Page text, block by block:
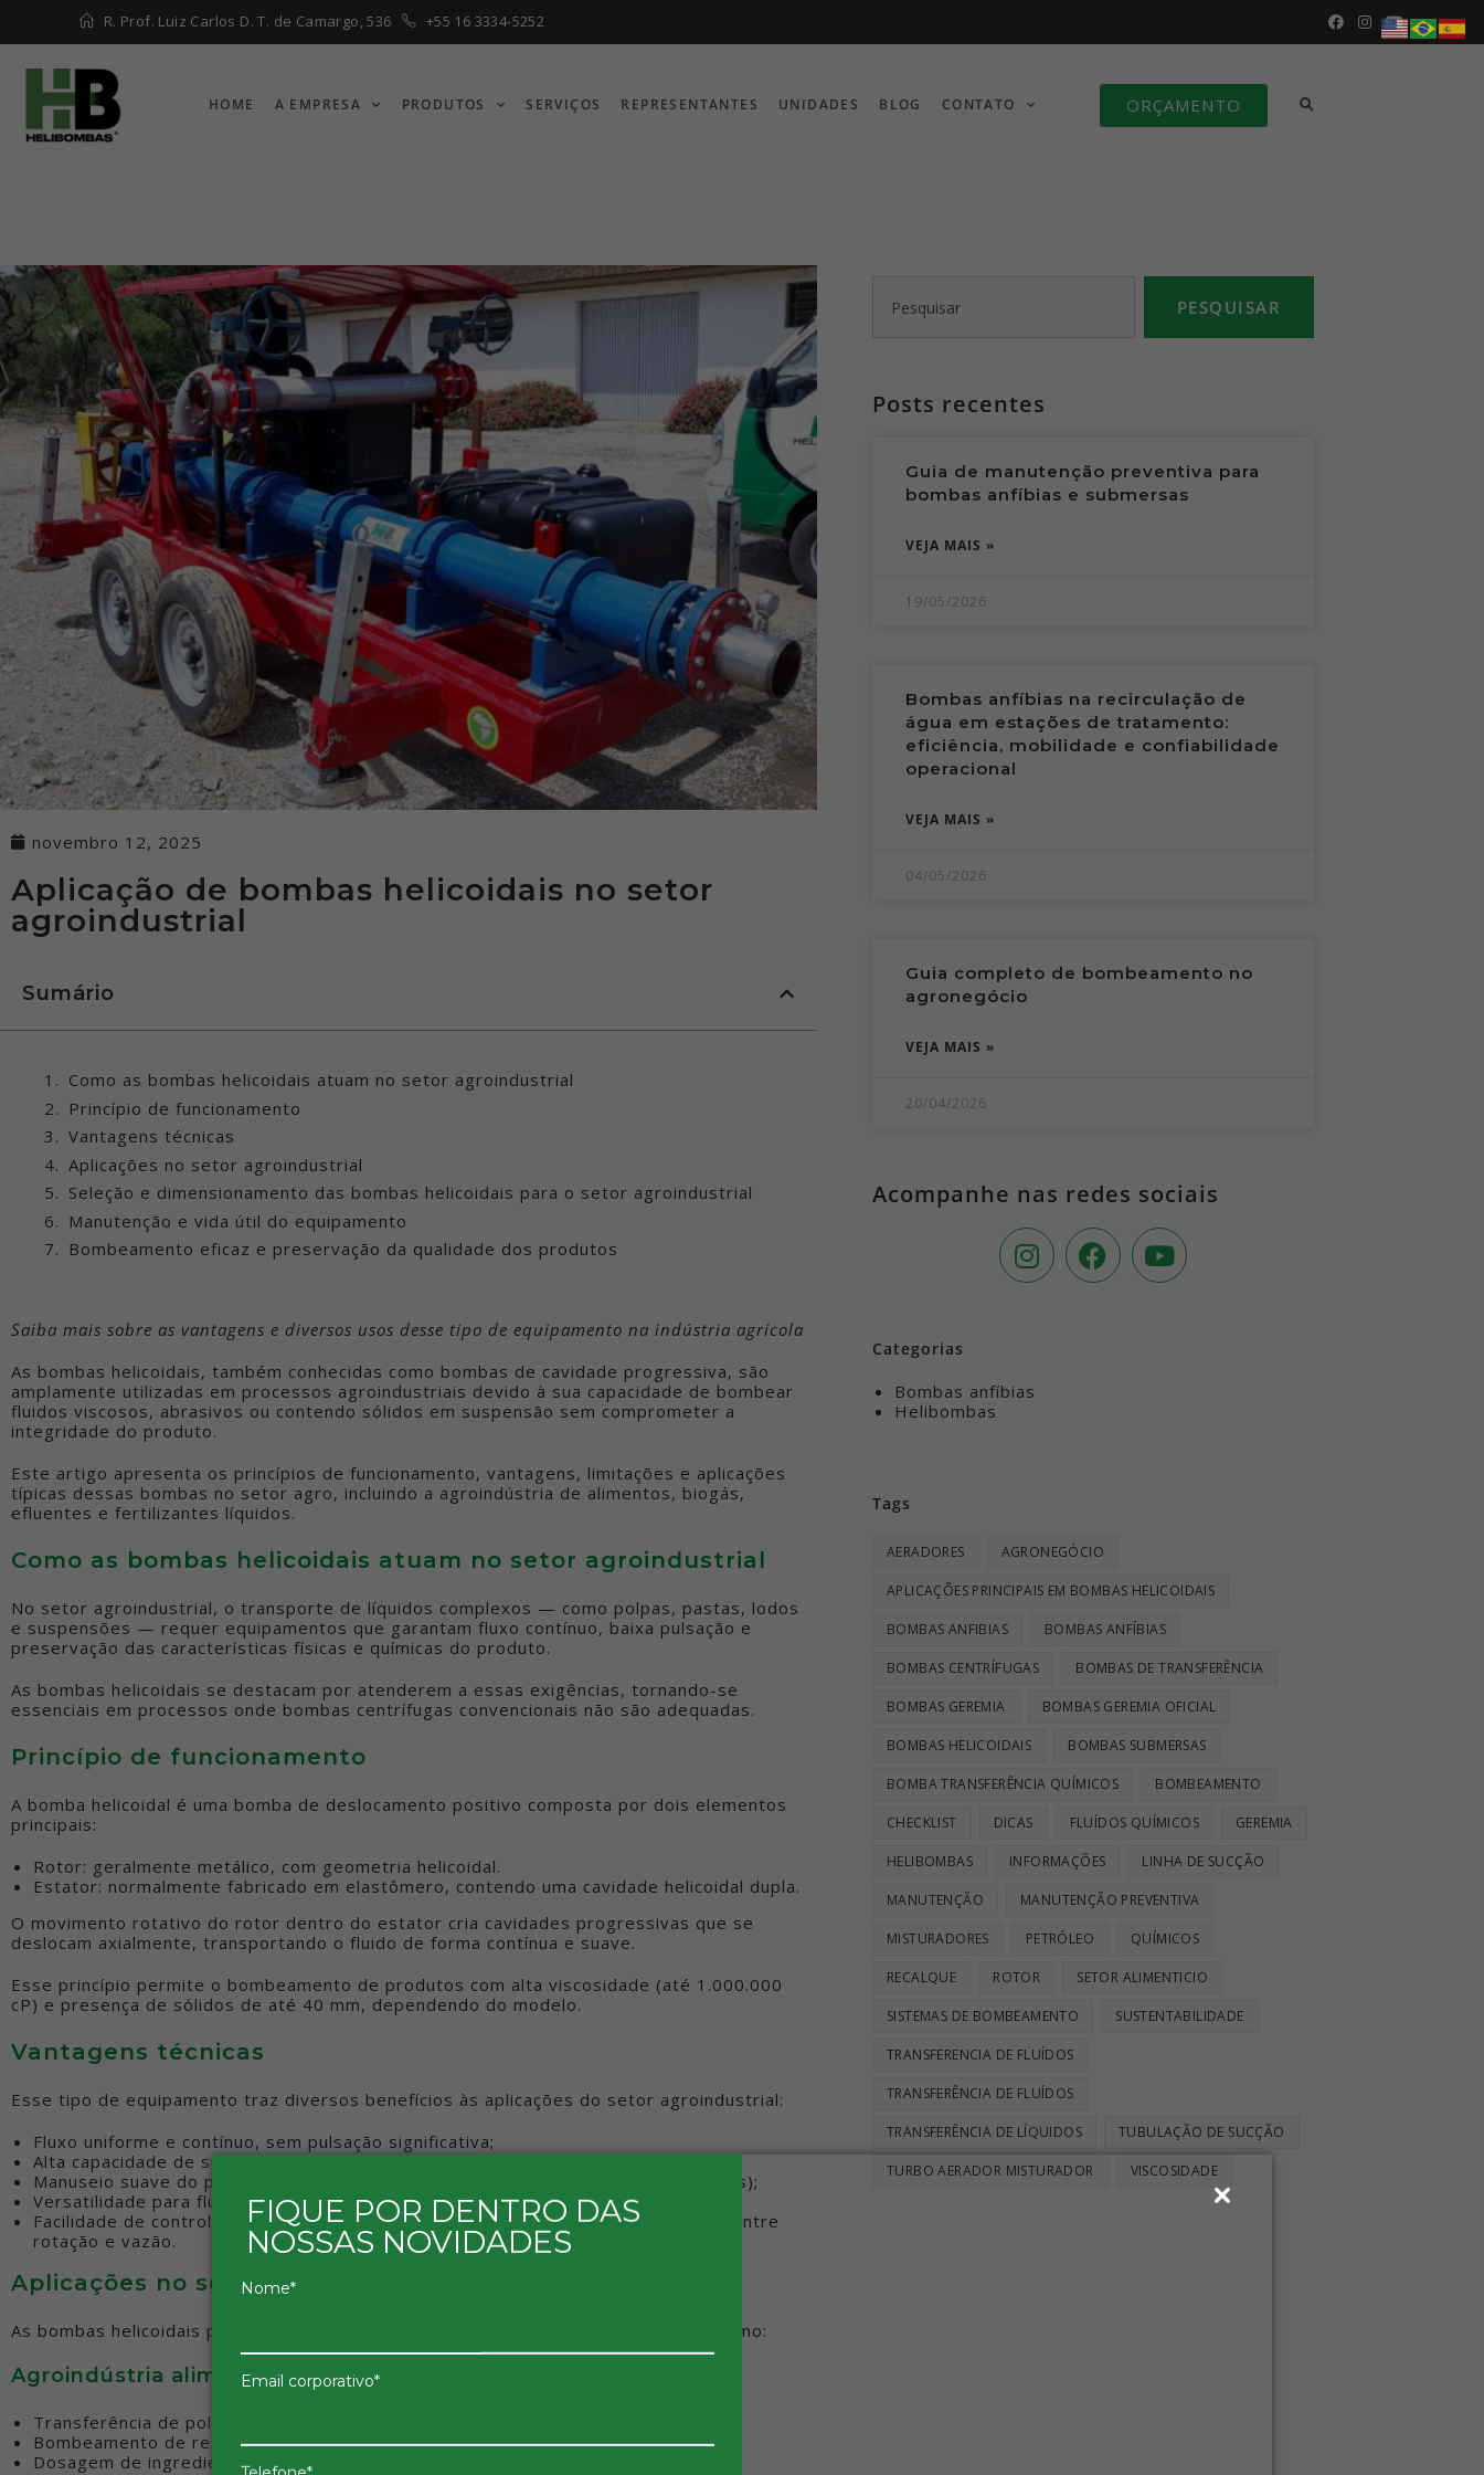
FIQUE POR DENTRO DAS
NOSSAS NOVIDADES
Nome*
Email corporativo*
R. Prof. Luiz Carlos D. T. de Camargo, 536 +55 16 3334-5252
HOME A EMPRESA PRODUTOS SERVIÇOS REPRESENTANTES UNIDADES BLOG CONTATO ORÇAMENTO
novembro 12, 2025
Aplicação de bombas helicoidais no setor
agroindustrial
Sumário
Como as bombas helicoidais atuam no setor agroindustrial
Princípio de funcionamento
Vantagens técnicas
Aplicações no setor agroindustrial
Seleção e dimensionamento das bombas helicoidais para o setor agroindustrial
Manutenção e vida útil do equipamento
Bombeamento eficaz e preservação da qualidade dos produtos
Saiba mais sobre as vantagens e diversos usos desse tipo de equipamento na indústria agrícola
As bombas helicoidais, também conhecidas como bombas de cavidade progressiva, são
amplamente utilizadas em processos agroindustriais devido à sua capacidade de bombear
fluidos viscosos, abrasivos ou contendo sólidos em suspensão sem comprometer a
integridade do produto.
Este artigo apresenta os princípios de funcionamento, vantagens, limitações e aplicações
típicas dessas bombas no setor agro, incluindo a agroindústria de alimentos, biogás,
efluentes e fertilizantes líquidos.
Como as bombas helicoidais atuam no setor agroindustrial
No setor agroindustrial, o transporte de líquidos complexos — como polpas, pastas, lodos
e suspensões — requer equipamentos que garantam fluxo contínuo, baixa pulsação e
preservação das características físicas e químicas do produto.
As bombas helicoidais se destacam por atenderem a essas exigências, tornando-se
essenciais em processos onde bombas centrífugas convencionais não são adequadas.
Princípio de funcionamento
A bomba helicoidal é uma bomba de deslocamento positivo composta por dois elementos
principais:
Rotor: geralmente metálico, com geometria helicoidal.
Estator: normalmente fabricado em elastômero, contendo uma cavidade helicoidal dupla.
O movimento rotativo do rotor dentro do estator cria cavidades progressivas que se
deslocam axialmente, transportando o fluido de forma contínua e suave.
Esse princípio permite o bombeamento de produtos com alta viscosidade (até 1.000.000
cP) e presença de sólidos de até 40 mm, dependendo do modelo.
Vantagens técnicas
Esse tipo de equipamento traz diversos benefícios às aplicações do setor agroindustrial:
Fluxo uniforme e contínuo, sem pulsação significativa;
Alta capacidade de sucção, podendo operar com NPSH disponível reduzido;
Manuseio suave do produto, ideal para fluidos sensíveis (como polpas alimentares);
Versatilidade para fluidos com diferentes níveis de viscosidade e teor de sólidos;
Facilidade de controle do fluxo via inversor de frequência, mantendo linearidade entre
rotação e vazão.
Aplicações no setor agroindustrial
As bombas helicoidais podem ser utilizadas em diversas áreas no setor agrícola, como:
Agroindústria alimentar
Transferência de polpas e purês (frutas, vegetais, mel, leite condensado, etc.);
Bombeamento de resíduos orgânicos para biodigestores;
Dosagem de ingredientes viscosos em processos automatizados.
PESQUISAR
Posts recentes
Guia de manutenção preventiva para
bombas anfíbias e submersas
VEJA MAIS »
19/05/2026
Bombas anfíbias na recirculação de
água em estações de tratamento:
eficiência, mobilidade e confiabilidade
operacional
VEJA MAIS »
04/05/2026
Guia completo de bombeamento no
agronegócio
VEJA MAIS »
20/04/2026
Acompanhe nas redes sociais
Categorias
Bombas anfíbias
Helibombas
Tags
AERADORES AGRONEGÓCIO
APLICAÇÕES PRINCIPAIS EM BOMBAS HELICOIDAIS
BOMBAS ANFIBIAS BOMBAS ANFÍBIAS
BOMBAS CENTRÍFUGAS BOMBAS DE TRANSFERÊNCIA
BOMBAS GEREMIA BOMBAS GEREMIA OFICIAL
BOMBAS HELICOIDAIS BOMBAS SUBMERSAS
BOMBA TRANSFERÊNCIA QUÍMICOS BOMBEAMENTO
CHECKLIST DICAS FLUÍDOS QUÍMICOS GEREMIA
HELIBOMBAS INFORMAÇÕES LINHA DE SUCÇÃO
MANUTENÇÃO MANUTENÇÃO PREVENTIVA
MISTURADORES PETRÓLEO QUÍMICOS
RECALQUE ROTOR SETOR ALIMENTICIO
SISTEMAS DE BOMBEAMENTO SUSTENTABILIDADE
TRANSFERENCIA DE FLUÍDOS
TRANSFERÊNCIA DE FLUÍDOS
TRANSFERÊNCIA DE LÍQUIDOS TUBULAÇÃO DE SUCÇÃO
TURBO AERADOR MISTURADOR VISCOSIDADE